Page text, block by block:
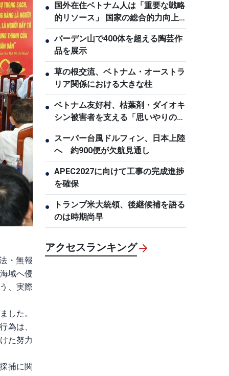
・無報
域へ侵
、実際
した。
為は、
た努力
捕に関
●
国外在住ベトナム人は「重要な戦略
的リソース」 国家の総合的力向上
に貢献
● バーデン山で400体を超える陶芸作
品を展示
● 草の根交流、ベトナム・オーストラ
リア関係における大きな柱
● ベトナム友好村、枯葉剤・ダイオキ
シン被害者を支える「思いやりの
家」
● スーパー台風ドルフィン、日本上陸
へ 約900便が欠航見通し
● APEC2027に向けて工事の完成進捗
を確保
●
トランプ米大統領、後継候補を語る
のは時期尚早
アクセスランキング